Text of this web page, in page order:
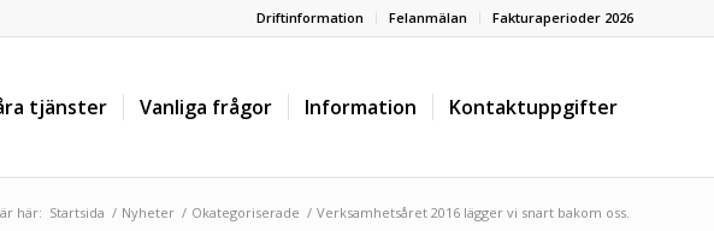
Driftinformation Felanmälan Fakturaperioder 2026
tjänster Vanliga frågor Information Kontaktuppgifter
här: Startsida / Nyheter / Okategoriserade / Verksamhetsåret 2016 lägger vi snart bakom oss.